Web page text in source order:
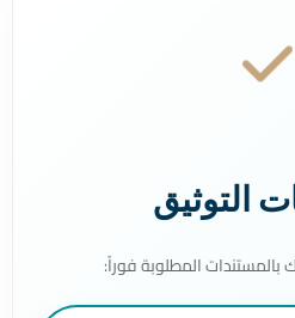
التوثيق
بالمستندات المطلوبة فوراً: